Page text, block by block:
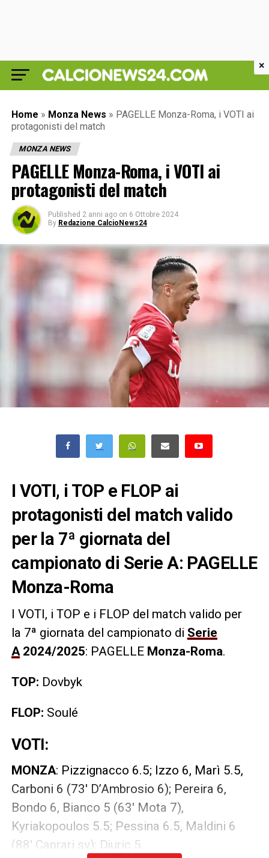
Home » Monza News » PAGELLE Monza-Roma, i VOTI ai
protagonisti del match
MONZA NEWS
PAGELLE Monza-Roma, i VOTI ai
protagonisti del match
Published 2 anni ago on 6 Ottobre 2024
By Redazione CalcioNews24
I VOTI, i TOP e FLOP ai
protagonisti del match valido
per la 7ª giornata del
campionato di Serie A: PAGELLE
Monza-Roma
I VOTI, i TOP e i FLOP del match valido per
la 7ª giornata del campionato di Serie
A 2024/2025: PAGELLEMonza-Roma.
TOP: Dovbyk
FLOP: Soulé
VOTI:
MONZA: Pizzignacco 6.5; Izzo 6, Marì 5.5,
Carboni 6 (73′ D’Ambrosio 6); Pereira 6,
Bondo 6, Bianco 5 (63′ Mota 7),
Kyriakopoulos 5.5; Pessina 6.5, Maldini 6
(88′ Caprari sv); Djuric 5.
×